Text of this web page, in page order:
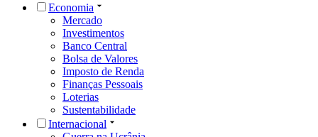
Economia
Mercado
Investimentos
Banco Central
Bolsa de Valores
Imposto de Renda
Finanças Pessoais
Loterias
Sustentabilidade
Internacional